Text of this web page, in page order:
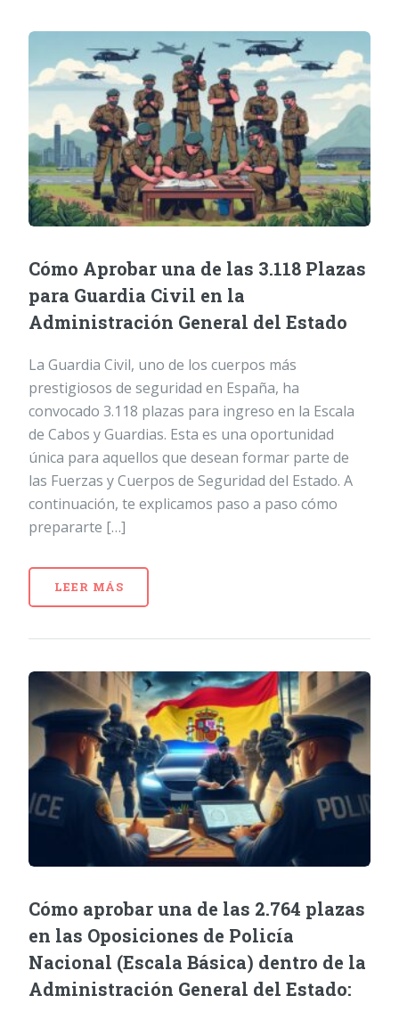
Cómo Aprobar una de las 3.118 Plazas
para Guardia Civil en la
Administración General del Estado
La Guardia Civil, uno de los cuerpos más
prestigiosos de seguridad en España, ha
convocado 3.118 plazas para ingreso en la Escala
de Cabos y Guardias. Esta es una oportunidad
única para aquellos que desean formar parte de
las Fuerzas y Cuerpos de Seguridad del Estado. A
continuación, te explicamos paso a paso cómo
prepararte […]
LEER MÁS
Cómo aprobar una de las 2.764 plazas
en las Oposiciones de Policía
Nacional (Escala Básica) dentro de la
Administración General del Estado: